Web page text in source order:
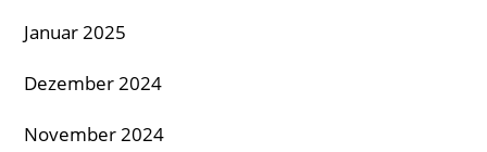
Januar 2025
Dezember 2024
November 2024